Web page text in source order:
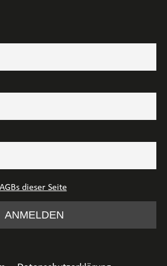
dieser Seite